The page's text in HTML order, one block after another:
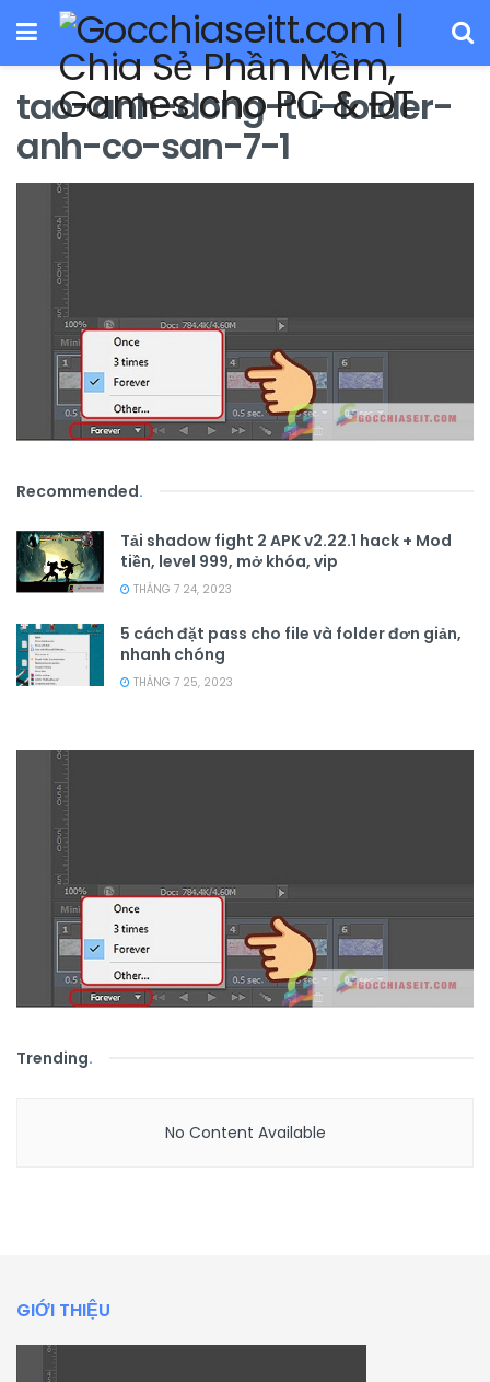
tao-anh-dong-tu-folder-
anh-co-san-7-1
Recommended.
Tải shadow fight 2 APK v2.22.1 hack + Mod
tiền, level 999, mở khóa, vip
THÁNG 7 24, 2023
5 cách đặt pass cho file và folder đơn giản,
nhanh chóng
THÁNG 7 25, 2023
Trending.
No Content Available
GIỚI THIỆU